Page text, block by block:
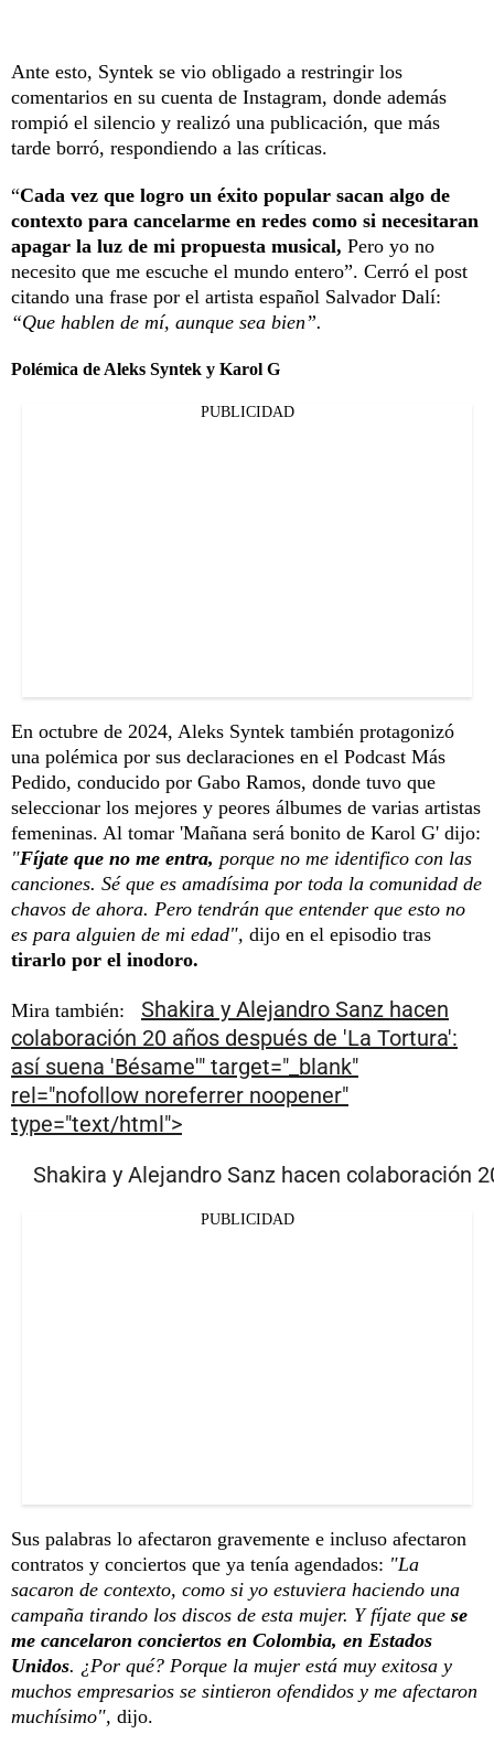
Ante esto, Syntek se vio obligado a restringir los
comentarios en su cuenta de Instagram, donde además
rompió el silencio y realizó una publicación, que más
tarde borró, respondiendo a las críticas.
“Cada vez que logro un éxito popular sacan algo de
contexto para cancelarme en redes como si necesitaran
apagar la luz de mi propuesta musical, Pero yo no
necesito que me escuche el mundo entero”. Cerró el post
citando una frase por el artista español Salvador Dalí:
“Que hablen de mí, aunque sea bien”.
Polémica de Aleks Syntek y Karol G
PUBLICIDAD
En octubre de 2024, Aleks Syntek también protagonizó
una polémica por sus declaraciones en el Podcast Más
Pedido, conducido por Gabo Ramos, donde tuvo que
seleccionar los mejores y peores álbumes de varias artistas
femeninas. Al tomar 'Mañana será bonito de Karol G' dijo:
"Fíjate que no me entra, porque no me identifico con las
canciones. Sé que es amadísima por toda la comunidad de
chavos de ahora. Pero tendrán que entender que esto no
es para alguien de mi edad", dijo en el episodio tras
tirarlo por el inodoro.
Mira también:
Shakira y Alejandro Sanz hacen
colaboración 20 años después de 'La Tortura':
así suena 'Bésame'" target="_blank"
rel="nofollow noreferrer noopener"
type="text/html">
Shakira y Alejandro Sanz hacen colaboración
PUBLICIDAD
Sus palabras lo afectaron gravemente e incluso afectaron
contratos y conciertos que ya tenía agendados: "La
sacaron de contexto, como si yo estuviera haciendo una
campaña tirando los discos de esta mujer. Y fíjate que se
me cancelaron conciertos en Colombia, en Estados
Unidos. ¿Por qué? Porque la mujer está muy exitosa y
muchos empresarios se sintieron ofendidos y me afectaron
muchísimo", dijo.